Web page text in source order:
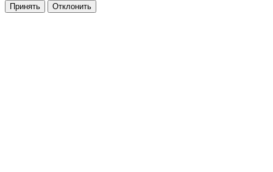
Принять Отклонить